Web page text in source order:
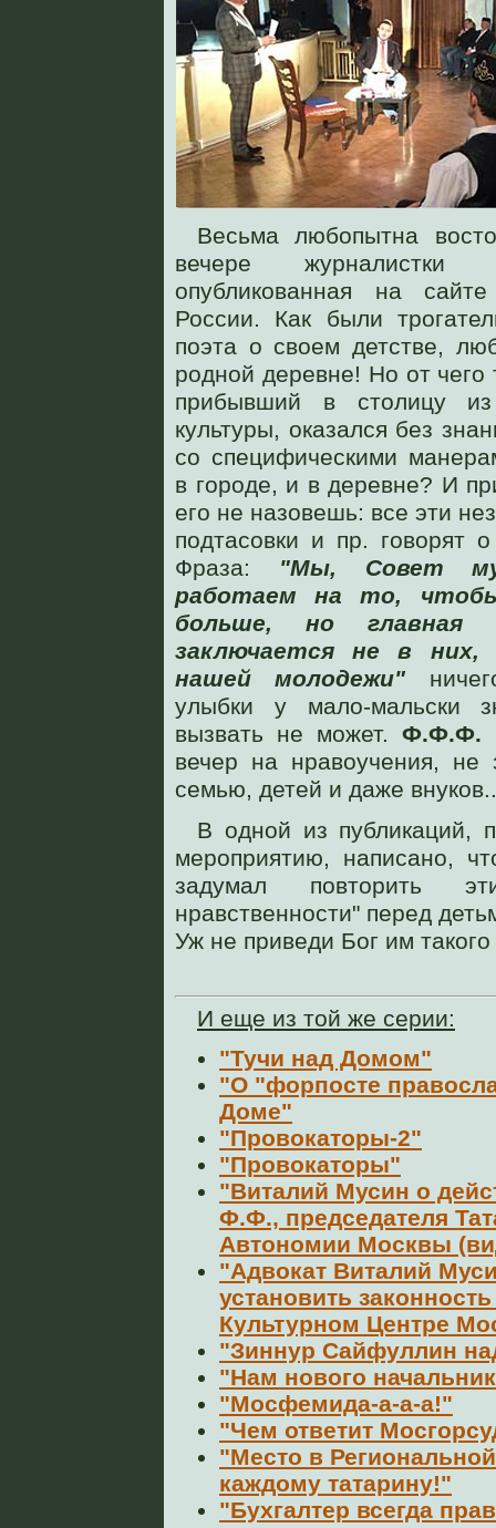
Весьма любопытна
вечере
опубликованная на
России. Как были
поэта о своем детстве,
родной деревне! Но от чего
прибывший в столицу из
культуры, оказался без
со специфическими
в городе, и в деревне? И
его не назовешь: все эти
подтасовки и пр. говорят
Фраза: "Мы, Совет
работаем на то,
больше, но главная
заключается не в них,
нашей молодежи"
улыбки у мало-мальски
вызвать не может.Ф.Ф.Ф.
вечер на нравоучения,
семью, детей и даже
В одной из публикаций,
мероприятию, написано,
задумал повторить
нравственности" перед
Уж не приведи Бог им такого
И еще из той же серии:
"Тучи над Домом"
"О "форпосте
Доме"
"Провокаторы-2"
"Провокаторы"
"Виталий Мусин о
Ф.Ф., председателя
Автономии Москвы
"Адвокат Виталий
установить
Культурном Центре
"Зиннур Сайфуллин
"Нам нового
"Мосфемида-а-а-а!"
"Чем ответит
"Место в
каждому татарину!"
"Бухгалтер всегда